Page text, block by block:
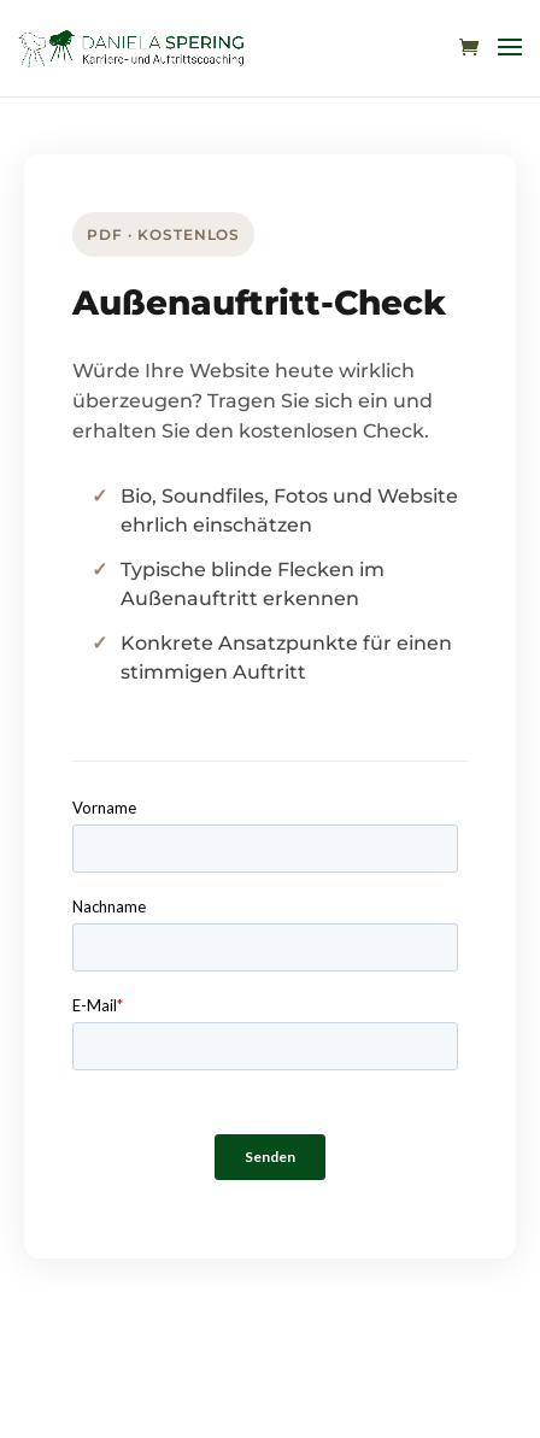
PDF · KOSTENLOS
Außenauftritt-Check
Würde Ihre Website heute wirklich
überzeugen? Tragen Sie sich ein und
erhalten Sie den kostenlosen Check.
Bio, Soundfiles, Fotos und Website
ehrlich einschätzen
Typische blinde Flecken im
Außenauftritt erkennen
Konkrete Ansatzpunkte für einen
stimmigen Auftritt